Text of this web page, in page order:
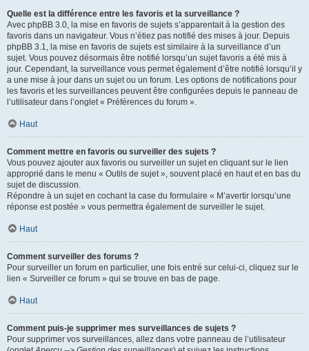
Quelle est la différence entre les favoris et la surveillance ?
Avec phpBB 3.0, la mise en favoris de sujets s’apparentait à la gestion des
favoris dans un navigateur. Vous n’étiez pas notifié des mises à jour. Depuis
phpBB 3.1, la mise en favoris de sujets est similaire à la surveillance d’un
sujet. Vous pouvez désormais être notifié lorsqu’un sujet favoris a été mis à
jour. Cependant, la surveillance vous permet également d’être notifié lorsqu’il y
a une mise à jour dans un sujet ou un forum. Les options de notifications pour
les favoris et les surveillances peuvent être configurées depuis le panneau de
l’utilisateur dans l’onglet « Préférences du forum ».
Haut
Comment mettre en favoris ou surveiller des sujets ?
Vous pouvez ajouter aux favoris ou surveiller un sujet en cliquant sur le lien
approprié dans le menu « Outils de sujet », souvent placé en haut et en bas du
sujet de discussion.
Répondre à un sujet en cochant la case du formulaire « M’avertir lorsqu’une
réponse est postée » vous permettra également de surveiller le sujet.
Haut
Comment surveiller des forums ?
Pour surveiller un forum en particulier, une fois entré sur celui-ci, cliquez sur le
lien « Surveiller ce forum » qui se trouve en bas de page.
Haut
Comment puis-je supprimer mes surveillances de sujets ?
Pour supprimer vos surveillances, allez dans votre panneau de l’utilisateur